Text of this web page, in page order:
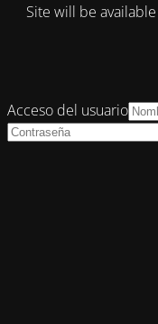
Site will be
Acceso del usuario